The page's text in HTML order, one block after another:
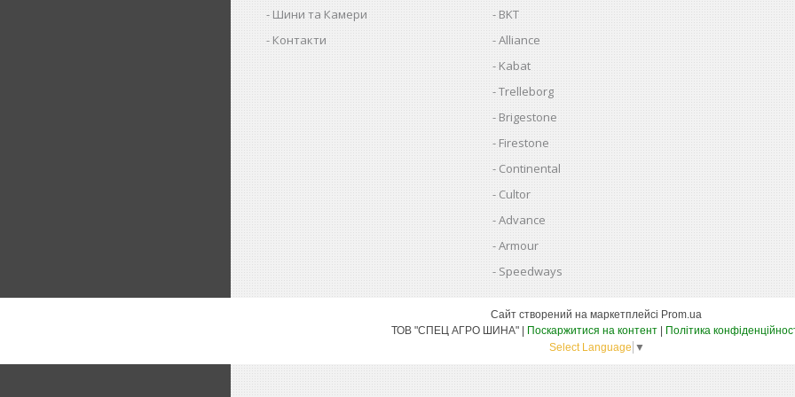
Шини та Камери
Контакти
BKT
Alliance
Kabat
Trelleborg
Brigestone
Firestone
Continental
Cultor
Advance
Armour
Speedways
Сайт створений на маркетплейсі Prom.ua
Поскаржитися на контент
Політика
Select Language ▼